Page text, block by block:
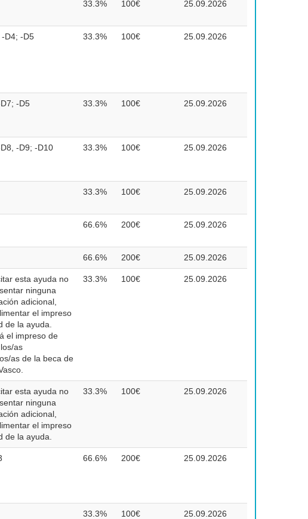
33.3% 100€ 25.09.2026
D4; -D5 33.3% 100€ 25.09.2026
-D5 33.3% 100€ 25.09.2026
-D9; -D10 33.3% 100€ 25.09.2026
33.3% 100€ 25.09.2026
66.6% 200€ 25.09.2026
66.6% 200€ 25.09.2026
esta ayuda no
ninguna
adicional,
el impreso
de la ayuda.
el impreso de
as
as de la beca de
33.3% 100€ 25.09.2026
esta ayuda no
ninguna
adicional,
el impreso
de la ayuda.
33.3% 100€ 25.09.2026
66.6% 200€ 25.09.2026
33.3% 100€ 25.09.2026